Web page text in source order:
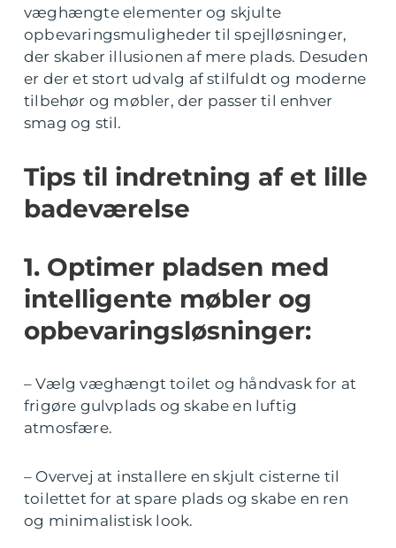
væghængte elementer og skjulte
opbevaringsmuligheder til spejlløsninger,
der skaber illusionen af mere plads. Desuden
er der et stort udvalg af stilfuldt og moderne
tilbehør og møbler, der passer til enhver
smag og stil.
Tips til indretning af et lille
badeværelse
1. Optimer pladsen med
intelligente møbler og
opbevaringsløsninger:
– Vælg væghængt toilet og håndvask for at
frigøre gulvplads og skabe en luftig
atmosfære.
– Overvej at installere en skjult cisterne til
toilettet for at spare plads og skabe en ren
og minimalistisk look.